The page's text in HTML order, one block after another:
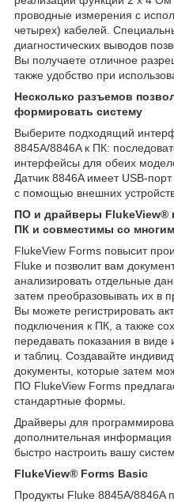
проводные измерения с
четырех) кабелей.
диагностических выводов
Вы получаете отличное
также удобство при
Несколько разъемов
формировать систему
Выберите подходящий
8845A/8846A к ПК:
интерфейсы для обеих
Датчик 8846A имеет USB-
с помощью внешних
ПО и драйверы
ПК и совместимы со
FlukeView Forms повысит
Fluke и позволит вам
анализировать отдельные
затем преобразовывать их в
Вы можете регистрировать
подключения к ПК, а также
передавать показания в
и таблиц. Создавайте
документы, которые затем
ПО FlukeView Forms
стандартные формы.
Драйверы для
дополнительная информация
быстро настроить вашу
FlukeView® Forms Basic
Продукты Fluke 8845A/8846A